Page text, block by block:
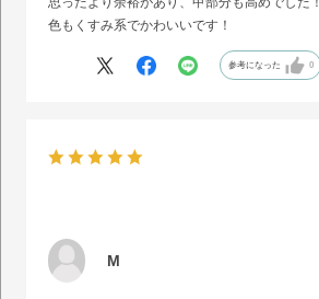
色もくすみ系でかわいいです！
参考になった 0
M